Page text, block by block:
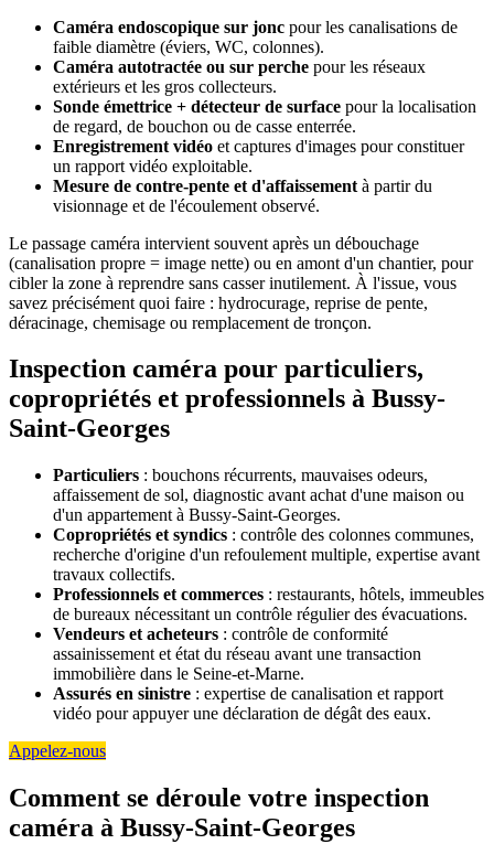
Caméra endoscopique sur jonc pour les canalisations de
faible diamètre (éviers, WC, colonnes).
Caméra autotractée ou sur perche pour les réseaux
extérieurs et les gros collecteurs.
Sonde émettrice + détecteur de surface pour la localisation
de regard, de bouchon ou de casse enterrée.
Enregistrement vidéo et captures d'images pour constituer
un rapport vidéo exploitable.
Mesure de contre-pente et d'affaissement à partir du
visionnage et de l'écoulement observé.
Le passage caméra intervient souvent après un débouchage
(canalisation propre = image nette) ou en amont d'un chantier, pour
cibler la zone à reprendre sans casser inutilement. À l'issue, vous
savez précisément quoi faire : hydrocurage, reprise de pente,
déracinage, chemisage ou remplacement de tronçon.
Inspection caméra pour particuliers,
copropriétés et professionnels à Bussy-
Saint-Georges
Particuliers : bouchons récurrents, mauvaises odeurs,
affaissement de sol, diagnostic avant achat d'une maison ou
d'un appartement à Bussy-Saint-Georges.
Copropriétés et syndics : contrôle des colonnes communes,
recherche d'origine d'un refoulement multiple, expertise avant
travaux collectifs.
Professionnels et commerces : restaurants, hôtels, immeubles
de bureaux nécessitant un contrôle régulier des évacuations.
Vendeurs et acheteurs : contrôle de conformité
assainissement et état du réseau avant une transaction
immobilière dans le Seine-et-Marne.
Assurés en sinistre : expertise de canalisation et rapport
vidéo pour appuyer une déclaration de dégât des eaux.
Appelez-nous
Comment se déroule votre inspection
caméra à Bussy-Saint-Georges